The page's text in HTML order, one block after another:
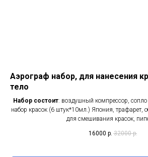
Аэрограф набор, для нанесения
тело
Набор состоит: воздушный компрессор, сопло
набор красок (6 штук*10мл.) Япония, трафарет,
для смешивания красок,
16000 р. 32000 р.